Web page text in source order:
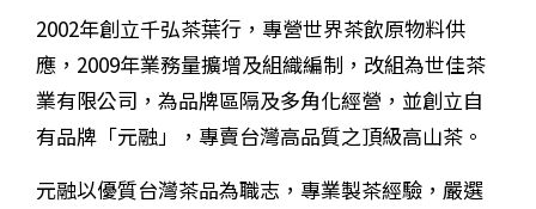
2002年創立千弘茶葉行，專營世界茶飲原物料供
應，2009年業務量擴增及組織編制，改組為世佳茶
業有限公司，為品牌區隔及多角化經營，並創立自
有品牌「元融」，專賣台灣高品質之頂級高山茶。
元融以優質台灣茶品為職志，專業製茶經驗，嚴選